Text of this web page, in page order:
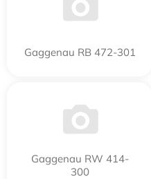
Gaggenau RB 472-301
Gaggenau RW 414-
300